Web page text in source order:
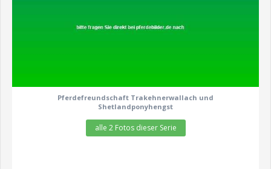
Pferdefreundschaft Trakehnerwallach und
Shetlandponyhengst
alle 2 Fotos dieser Serie